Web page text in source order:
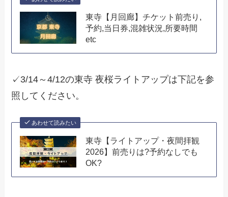
東寺【月回廊】チケット前売り,
予約,当日券,混雑状況,所要時間
etc
✓3/14～4/12の東寺 夜桜ライトアップは下記を参
照してください。
あわせて読みたい
東寺【ライトアップ・夜間拝観
2026】前売りは?予約なしでも
OK?